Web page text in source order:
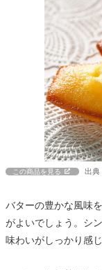
この商品を見る 出典
バターの豊かな風味
がよいでしょう。シ
味わいがしっかり感じ